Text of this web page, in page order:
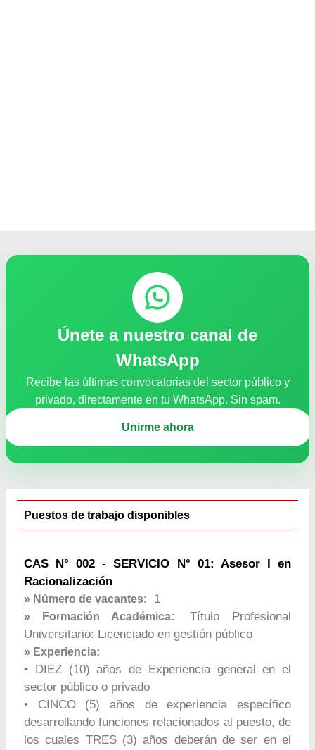
Únete a nuestro canal de
WhatsApp
Recibe las últimas convocatorias del sector público y
privado, directamente en tu WhatsApp. Sin spam.
Unirme ahora
Puestos de trabajo disponibles
CAS N° 002 - SERVICIO N° 01: Asesor I en
Racionalización
» Número de vacantes: 1
» Formación Académica:
Título Profesional
Universitario: Licenciado en gestión público
» Experiencia:
• DIEZ (10) años de Experiencia general en el
sector público o privado
• CINCO (5) años de experiencia específico
desarrollando funciones relacionados al puesto, de
los cuales TRES (3) años deberán de ser en el